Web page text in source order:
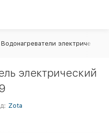
Водонагреватели электрические
электрический
Zota